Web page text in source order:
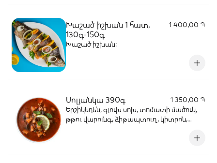
Խաշած իշխան 1 հատ,
130գ-150գ
1 400,00 ֏
Խաշած իշխան:
Սոլյանկա 390գ
1 350,00 ֏
Երշիկեղեն, գլուխ սոխ, տոմատի մածուկ,
թթու վարունգ, ձիթապտուղ, կիտրոն,